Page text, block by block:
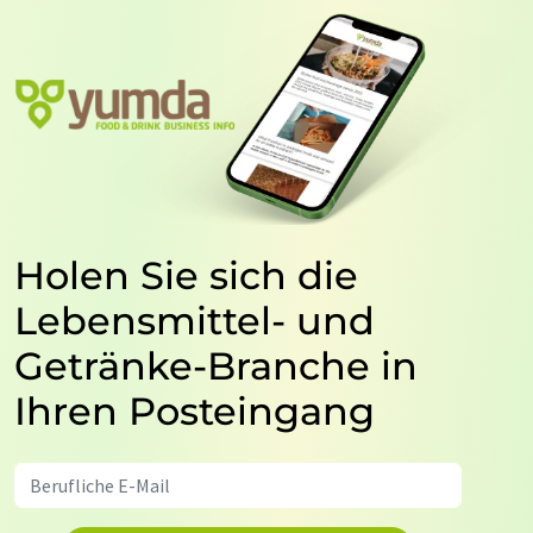
Holen Sie sich die
Lebensmittel- und
Getränke-Branche in
Ihren Posteingang